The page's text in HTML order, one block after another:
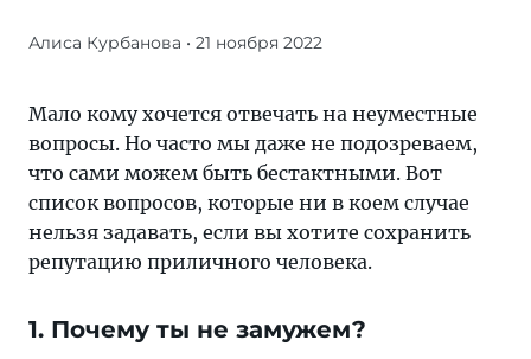
Вот
вопросов,
которые
ни
в
коем
случае
если
Алиса Курбанова • 21 ноября 2022
Мало кому хочется отвечать на неуместные
вопросы. Но часто мы даже не подозреваем,
что сами можем быть бестактными. Вот
список вопросов, которые ни в коем случае
нельзя задавать, если вы хотите сохранить
репутацию приличного человека.
1. Почему ты не замужем?